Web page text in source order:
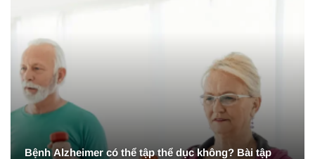
Kế hoạch chăm sóc bệnh nhân Alzheimer tại nhà hiệu